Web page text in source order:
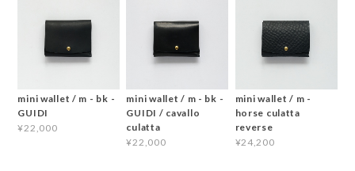
mini wallet / m - bk -
GUIDI
¥22,000
mini wallet / m - bk -
GUIDI / cavallo
culatta
¥22,000
mini wallet / m -
horse culatta
reverse
¥24,200